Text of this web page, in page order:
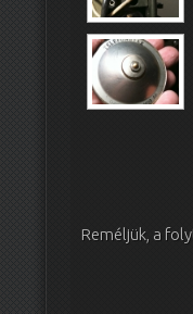
Reméljük, a